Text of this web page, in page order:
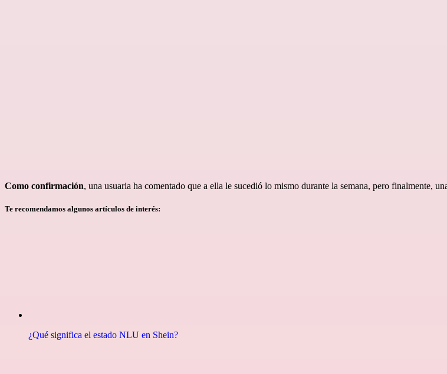
Como confirmación, una usuaria ha comentado que a ella le sucedió lo mismo durante la semana, pero finalmente,
Te recomendamos algunos artículos de interés:
¿Qué significa el estado NLU en Shein?